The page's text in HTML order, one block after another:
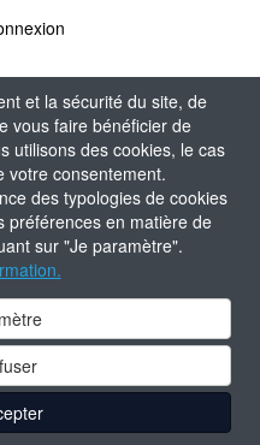
et la sécurité du site, de
vous faire bénéficier de
utilisons des cookies, le cas
votre consentement.
des typologies de cookies
préférences en matière de
sur "Je paramètre".